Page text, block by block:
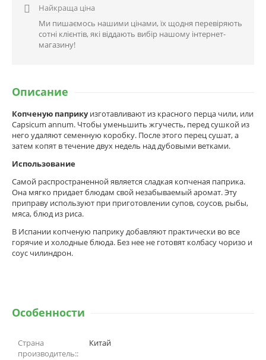

Найкраща ціна
Ми пишаємось нашими цінами, їх щодня перевіряють
сотні клієнтів, які віддають вибір нашому інтернет-
магазину!
Описание
Копченую паприкуизготавливают из красного перца чили, или
Capsicum annum. Чтобы уменьшить жгучесть, перед сушкой из
него удаляют семенную коробку. После этого перец сушат, а
затем копят в течение двух недель над дубовыми ветками.
Использование
Самой распространенной является сладкая копченая паприка.
Она мягко придает блюдам свой незабываемый аромат. Эту
приправу используют при приготовлении супов, соусов, рыбы,
мяса, блюд из риса.
В Испании копченую паприку добавляют практически во все
горячие и холодные блюда. Без нее не готовят колбасу чоризо и
соус чилиндрон.
Особенности
Страна
производитель::
Китай